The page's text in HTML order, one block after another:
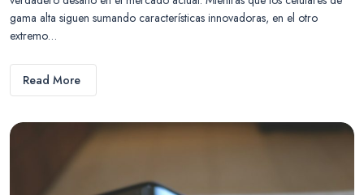
gama alta siguen sumando características innovadoras, en el otro
extremo…
Read More